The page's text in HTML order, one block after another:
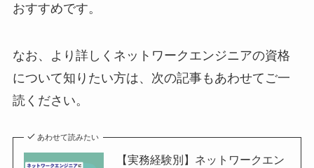
おすすめです。
なお、より詳しくネットワークエンジニアの資格
について知りたい方は、次の記事もあわせてご一
読ください。
あわせて読みたい
【実務経験別】ネットワークエン